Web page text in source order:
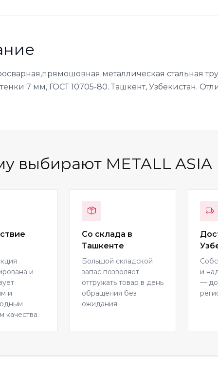
металлическая стальная
7 мм, ГОСТ 10705-80. Ташкент, Узбекистан.
выбирают METALL ASIA
и
и
качества.
Со склада в
Ташкенте
Большой складской
запас позволяет
отгружать товар в день
обращения без
ожидания.
и
—